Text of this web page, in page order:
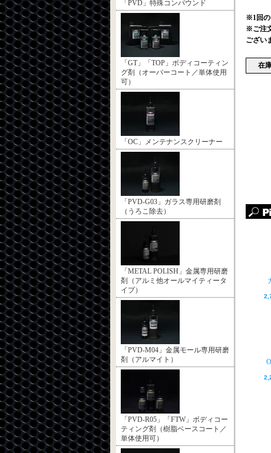
「PVD」特殊コンパウンド
「GT」「TOP」ボディコーティン
グ剤（オーバーコート／単体使用
可）
「OC」メンテナンスクリーナー
「PVD-G03」ガラス専用研磨剤
（うろこ除去）
「METAL POLISH」金属専用研磨
剤（アルミ他オールマイティータ
イプ）
「PVD-M04」金属モール専用研磨
剤（アルマイト）
「PVD-R05」「FTW」ボディコー
ティング剤（樹脂ベースコート／
単体使用可）
※1回の
※ご注
ござい
在